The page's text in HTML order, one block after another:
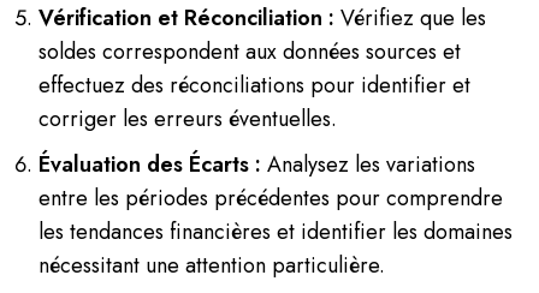
Vérification et Réconciliation : Vérifiez que les
soldes correspondent aux données sources et
effectuez des réconciliations pour identifier et
corriger les erreurs éventuelles.
Évaluation des Écarts : Analysez les variations
entre les périodes précédentes pour comprendre
les tendances financières et identifier les domaines
nécessitant une attention particulière.